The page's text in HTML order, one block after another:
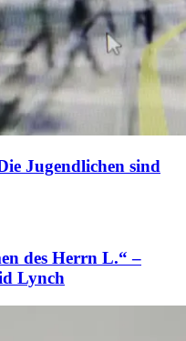
Jugendlichen sind
des Herrn L.“ –
Lynch